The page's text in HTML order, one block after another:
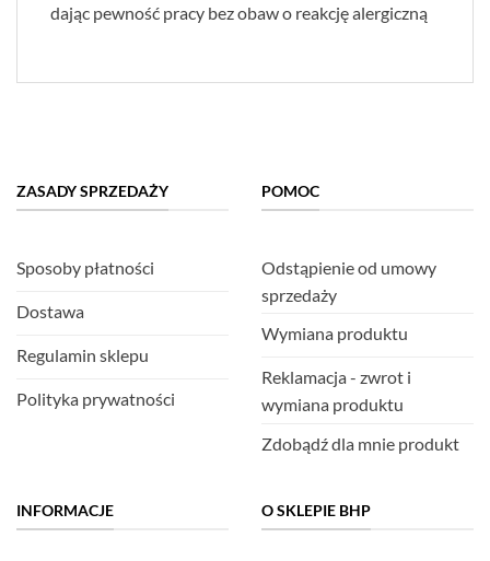
dając pewność pracy bez obaw o reakcję alergiczną
ZASADY SPRZEDAŻY
Sposoby płatności
Dostawa
Regulamin sklepu
Polityka prywatności
POMOC
Odstąpienie od umowy
sprzedaży
Wymiana produktu
Reklamacja - zwrot i
wymiana produktu
Zdobądź dla mnie produkt
INFORMACJE O SKLEPIE BHP